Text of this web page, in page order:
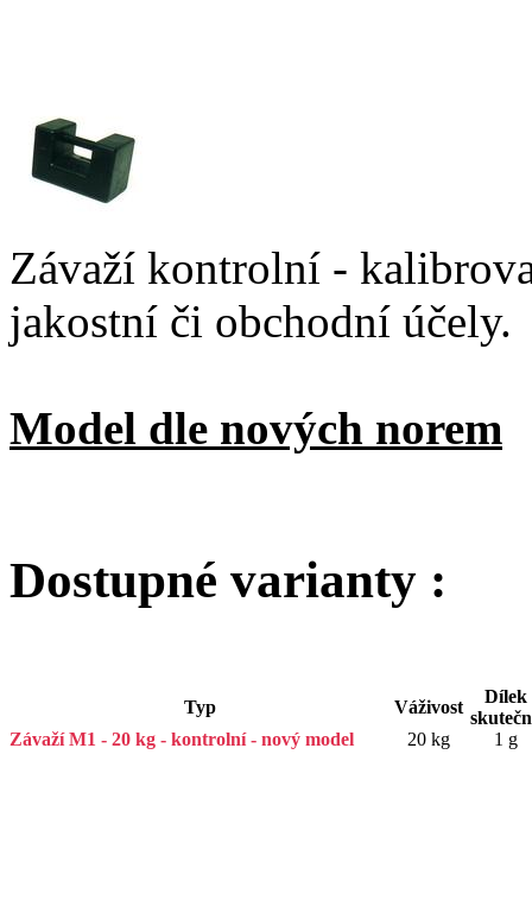
Závaží kontrolní -
jakostní či obchodní účely.
Model dle nových norem
Dostupné varianty :
Typ Váživost
Dílek
Závaží M1 - 20 kg - kontrolní - nový model
20 kg 1 g